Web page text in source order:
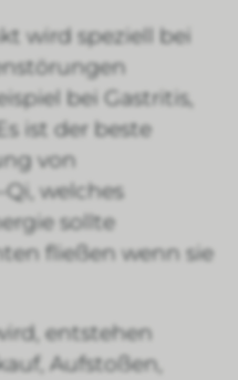
wird speziell bei
bei Gastritis,
ist der beste
von
welches
sollte
fließen wenn sie
entstehen
Aufstoßen,